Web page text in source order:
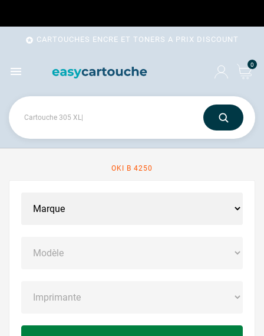
 CARTOUCHES ENCRE ET TONERS A PRIX DISCOUNT
 0
OKI B 4250